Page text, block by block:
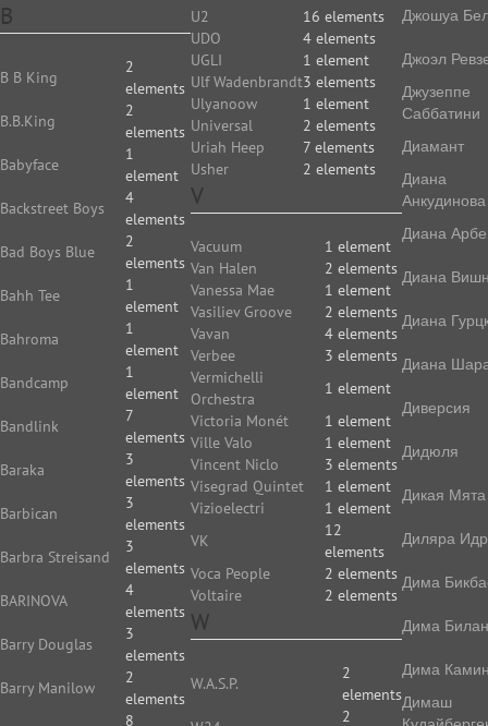
B
B B King
2
elements
B.B.King
2
elements
Babyface
1
element
Backstreet Boys
4
elements
Bad Boys Blue
2
elements
Bahh Tee
1
element
Bahroma
1
element
Bandcamp
1
element
Bandlink
7
elements
Baraka
3
elements
Barbican
3
elements
Barbra Streisand
3
elements
BARINOVA
4
elements
Barry Douglas
3
elements
Barry Manilow
2
elements
8
U2
16 elements
UDO
4 elements
UGLI
1 element
Ulf Wadenbrandt3 elements
Ulyanoow
1 element
Universal
2 elements
Uriah Heep
7 elements
Usher
2 elements
V
Vacuum
1 element
Van Halen
2 elements
Vanessa Mae
1 element
Vasiliev Groove
2 elements
Vavan
4 elements
Verbee
3 elements
Vermichelli
Orchestra
1 element
Victoria Monét
1 element
Ville Valo
1 element
Vincent Niclo
3 elements
Visegrad Quintet
1 element
Vizioelectri
1 element
VK
12
elements
Voca People
2 elements
Voltaire
2 elements
W
W.A.S.P.
2
elements
2
Джошуа
Джоэл
Джузеппе
Саббатини
Диамант
Диана
Анкудинова
Диана
Диана
Диана
Диана
Диверсия
Дидюля
Дикая Мята
Диляра
Дима
Дима Билан
Дима
Димаш